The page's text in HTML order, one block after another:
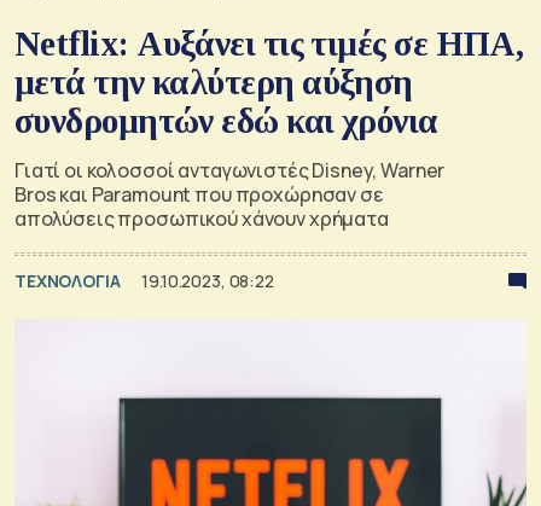
Netflix: Αυξάνει τις τιμές σε ΗΠΑ,
μετά την καλύτερη αύξηση
συνδρομητών εδώ και χρόνια
Γιατί οι κολοσσοί ανταγωνιστές Disney, Warner
Bros και Paramount που προχώρησαν σε
απολύσεις προσωπικού χάνουν χρήματα
ΤΕΧΝΟΛΟΓΙΑ 19.10.2023, 08:22